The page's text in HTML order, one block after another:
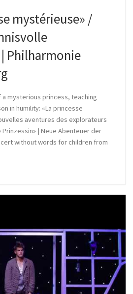
mystérieuse» /
Philharmonie
mysterious princess, teaching
in humility: «La princesse
aventures des explorateurs
| Neue Abenteuer der
without words for children from